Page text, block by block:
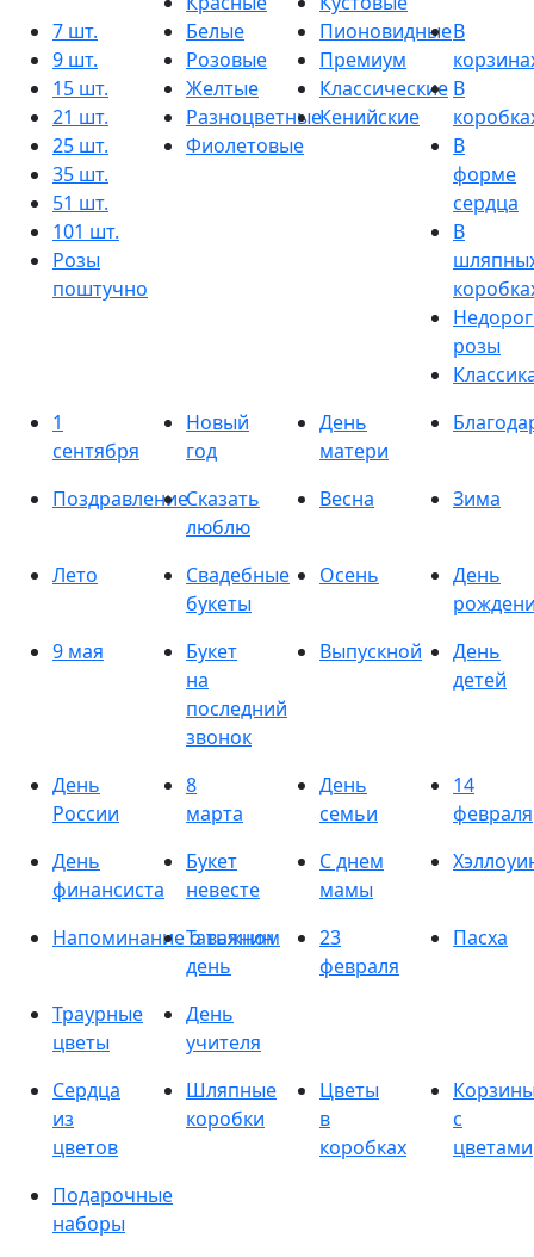
7 шт.
9 шт.
15 шт.
21 шт.
25 шт.
35 шт.
51 шт.
101 шт.
Розы
поштучно
Белые
Розовые
Желтые
Разноцветные
Фиолетовые
Пионовидные
Премиум
Классические
Кенийские
В
В
В
форме
сердца
В
розы
1
сентября
Новый
год
День
матери
ПоздравлениеСказать
люблю
Весна Зима
Лето
Свадебные
букеты
Осень
День
9 мая
Букет
на
последний
звонок
Выпускной
День
детей
День
России
8
марта
День
семьи
14
февраля
День
финансиста
Букет
невесте
С днем
мамы
Напоминание о важном
Татьянин
день
23
февраля
Пасха
Траурные
цветы
День
учителя
Сердца
из
цветов
Шляпные
коробки
Цветы
в
коробках
с
цветами
Подарочные
наборы